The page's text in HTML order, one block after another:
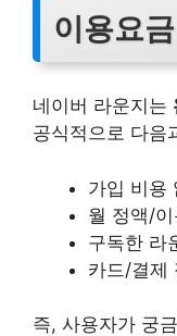
이용요
네이버 라운지는
공식적으로 다음
가입 비용
월 정액/
구독한 라
카드/결제
즉, 사용자가 궁